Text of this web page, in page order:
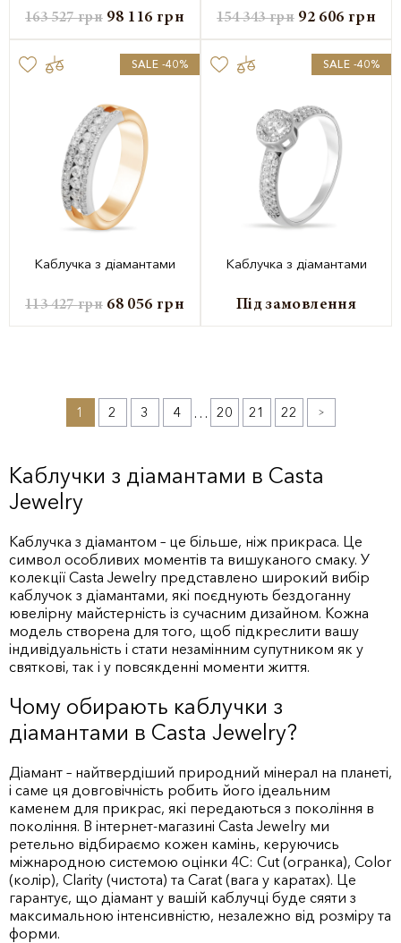
163 527грн 98 116 грн 154 343грн 92 606 грн
SALE -40%
Каблучка з діамантами
113 427грн 68 056 грн
SALE -40%
Каблучка з діамантами
Під замовлення
1 2 3 4 … 20 21 22 »
Каблучки з діамантами в Casta
Jewelry
Каблучка з діамантом – це більше, ніж прикраса. Це
символ особливих моментів та вишуканого смаку. У
колекції Casta Jewelry представлено широкий вибір
каблучок з діамантами, які поєднують бездоганну
ювелірну майстерність із сучасним дизайном. Кожна
модель створена для того, щоб підкреслити вашу
індивідуальність і стати незамінним супутником як у
святкові, так і у повсякденні моменти життя.
Чому обирають каблучки з
діамантами в Casta Jewelry?
Діамант – найтвердіший природний мінерал на планеті,
і саме ця довговічність робить його ідеальним
каменем для прикрас, які передаються з покоління в
покоління. В інтернет-магазині Casta Jewelry ми
ретельно відбираємо кожен камінь, керуючись
міжнародною системою оцінки 4C: Cut (огранка), Color
(колір), Clarity (чистота) та Carat (вага у каратах). Це
гарантує, що діамант у вашій каблучці буде сяяти з
максимальною інтенсивністю, незалежно від розміру та
форми.